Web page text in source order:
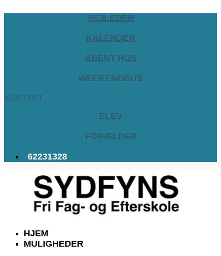
VEJLEDER
KALENDER
ÅBENT HUS
WEEKENDBUS
KONTAKT
ELEV
FORÆLDER
62231328
HJEM
MULIGHEDER